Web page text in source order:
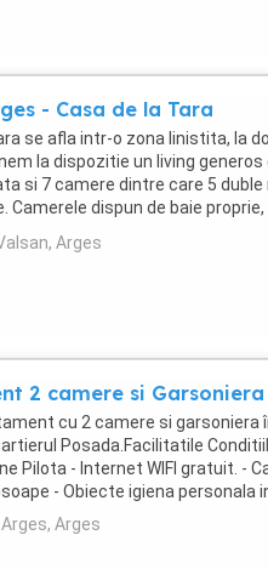
- Casa de la Tara
se afla intr-o zona linistita, la
la dispozitie un living
si 7 camere dintre care 5 duble
Camerele dispun de baie
ciubar. Cabana ...
Arges
2 camere si Garsoniera
cu 2 camere si garsoniera
Posada.Facilitatile
Pilota - Internet WIFI gratuit. -
- Obiecte igiena personala
Arges